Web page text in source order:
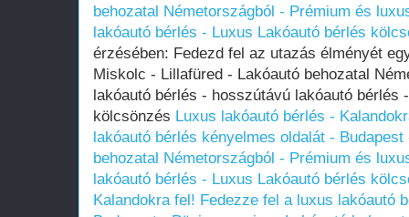
behozatal Németországból - Prémium és
lakóautó bérlés - Luxus Lakóautó bérlés
érzésében: Fedezd fel az utazás élményét
Miskolc - Lillafüred - Lakóautó behozatal
lakóautó bérlés - hosszútávú lakóautó bérlés
kölcsönzés Luxus lakóautó bérlés -
lakóautó bérlés kényelmes oldalát -
behozatal Németországból - Prémium és
lakóautó bérlés - Luxus Lakóautó bérlés
Kalandokra fel! Fedezze fel a luxus lakóautó